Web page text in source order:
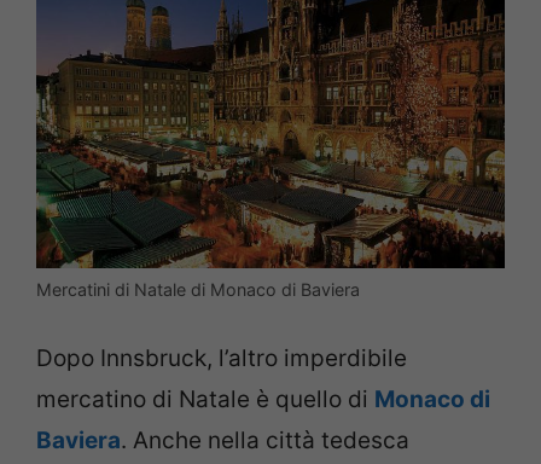
Mercatini di Natale di Monaco di Baviera
Dopo Innsbruck, l’altro imperdibile
mercatino di Natale è quello di Monaco di
Baviera. Anche nella città tedesca